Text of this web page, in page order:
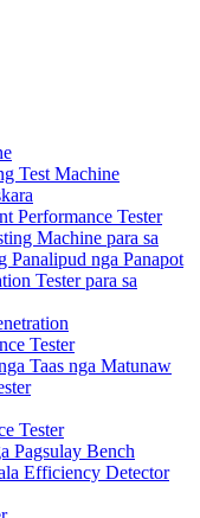
Test Machine
Performance Tester
Machine para sa
Panalipud nga Panapot
Tester para sa
Tester
Taas nga Matunaw
Tester
Pagsulay Bench
Efficiency Detector